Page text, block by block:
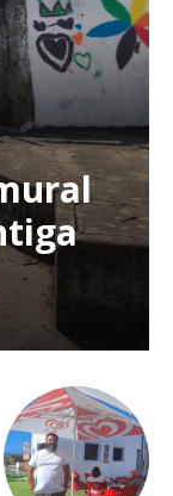
manter este serviço